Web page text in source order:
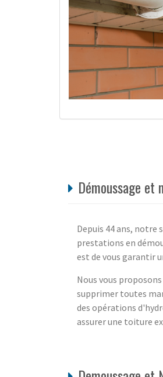
Démoussage
Depuis 44 ans, notre
prestations en
est de vous garantir
Nous vous
supprimer toutes
des opérations
assurer une toiture